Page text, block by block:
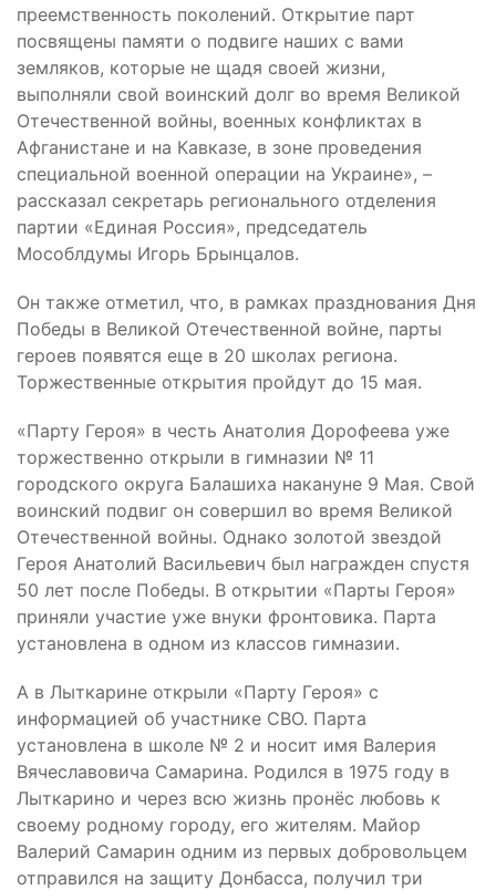
преемственность поколений. Открытие парт
посвящены памяти о подвиге наших с вами
земляков, которые не щадя своей жизни,
выполняли свой воинский долг во время Великой
Отечественной войны, военных конфликтах в
Афганистане и на Кавказе, в зоне проведения
специальной военной операции на Украине», –
рассказал секретарь регионального отделения
партии «Единая Россия», председатель
Мособлдумы Игорь Брынцалов.
Он также отметил, что, в рамках празднования Дня
Победы в Великой Отечественной войне, парты
героев появятся еще в 20 школах региона.
Торжественные открытия пройдут до 15 мая.
«Парту Героя» в честь Анатолия Дорофеева уже
торжественно открыли в гимназии № 11
городского округа Балашиха накануне 9 Мая. Свой
воинский подвиг он совершил во время Великой
Отечественной войны. Однако золотой звездой
Героя Анатолий Васильевич был награжден спустя
50 лет после Победы. В открытии «Парты Героя»
приняли участие уже внуки фронтовика. Парта
установлена в одном из классов гимназии.
А в Лыткарине открыли «Парту Героя» с
информацией об участнике СВО. Парта
установлена в школе № 2 и носит имя Валерия
Вячеславовича Самарина. Родился в 1975 году в
Лыткарино и через всю жизнь пронёс любовь к
своему родному городу, его жителям. Майор
Валерий Самарин одним из первых добровольцем
отправился на защиту Донбасса, получил три